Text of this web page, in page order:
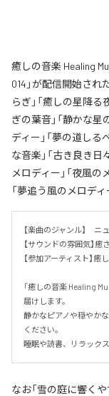
癒しの音楽 Healing
014」が配信開始さ
らぎ」「癒しの星降る
ぎの葉音」「静かな星
ディー」「夢の道しる
な音楽」「古き良き日
メロディー」「夜風の
「夢追う風のメロデ
【楽曲のジャンル】　
【サウンドの雰囲気】癒
【参加アーティスト】
「癒しの音楽 Healing
届けします。
静かなピアノや穏やか
ください。
睡眠や読書、リラック
なお「雪の庭に響く